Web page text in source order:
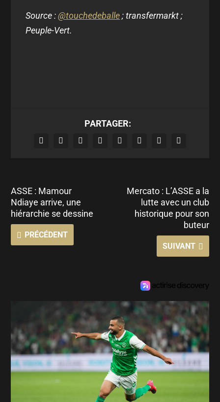
Source :@touchedeballe; transfermarkt ;
Peuple-Vert.
PARTAGER:
ASSE : Mamour
Ndiaye arrive, une
hiérarchie se dessine
PRÉCÉDENT
Mercato : L’ASSE a la
lutte avec un club
historique pour son
buteur
SUIVANT